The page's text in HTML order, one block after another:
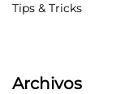
Tips & Tricks
Archivos